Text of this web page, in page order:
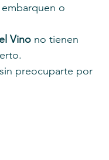
o
Vino no tienen
preocuparte por